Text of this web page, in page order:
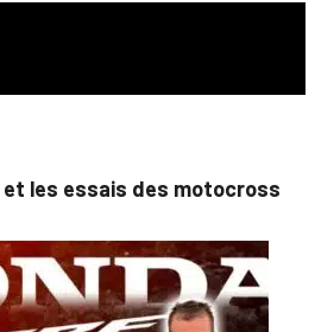
et les essais des motocross